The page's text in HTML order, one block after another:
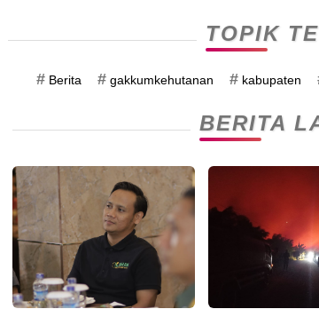
TOPIK
# Berita # gakkumkehutanan # kabupaten
BERITA